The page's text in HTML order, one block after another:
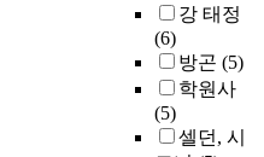
강 태정
(6)
방곤 (5)
학원사
(5)
셀던, 시